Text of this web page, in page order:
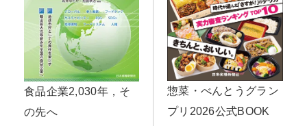
食品企業2,030年，そ
の先へ
惣菜・べんとうグラン
プリ2026公式BOOK